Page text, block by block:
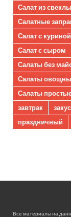
Салат из свеклы
Салатные
Салат с
Салат с сыром
Салаты без
Салаты
Салаты
завтрак
праздничный
Все материалы на